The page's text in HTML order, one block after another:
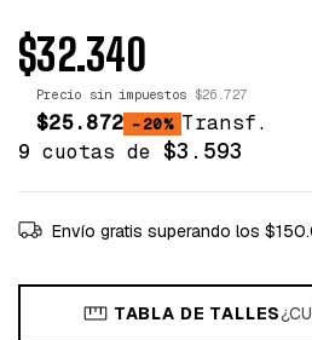
$32.340
9 cuotas de $3.593
Precio sin impuestos $26.727
$25.872 -20% Transf.
Envío gratis superando los
TABLA DE TALLES